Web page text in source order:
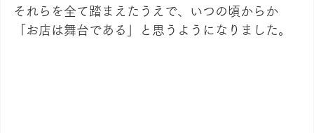
それらを全て踏まえたうえで、いつの頃からか
「お店は舞台である」と思うようになりました。